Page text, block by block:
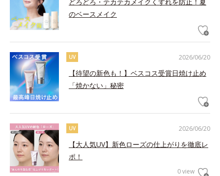
のベースメイク
2026/06/20
UV
【待望の新色も！】ベスコス受賞日焼け止め
「焼かない」秘密
2026/06/20
UV
【大人気UV】新色ローズの仕上がりを徹底レ
ポ！
0 view